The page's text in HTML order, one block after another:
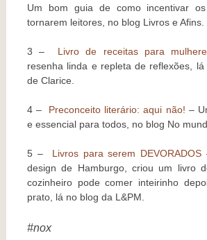
Um bom guia de como incentivar
tornarem leitores, no blog Livros e Afins.
3 – Livro de receitas para
resenha linda e repleta de reflexões,
de Clarice.
4 – Preconceito literário: aqui não! –
e essencial para todos, no blog No
5 – Livros para serem DEVORADOS
design de Hamburgo, criou um livro
cozinheiro pode comer inteirinho
prato, lá no blog da L&PM.
#nox